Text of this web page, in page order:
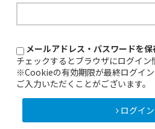
メールアドレス・パスワードを保
チェックするとブラウザにログイン
※Cookieの有効期限が最終ログイ
ご入力いただくことがございます。
ログイン